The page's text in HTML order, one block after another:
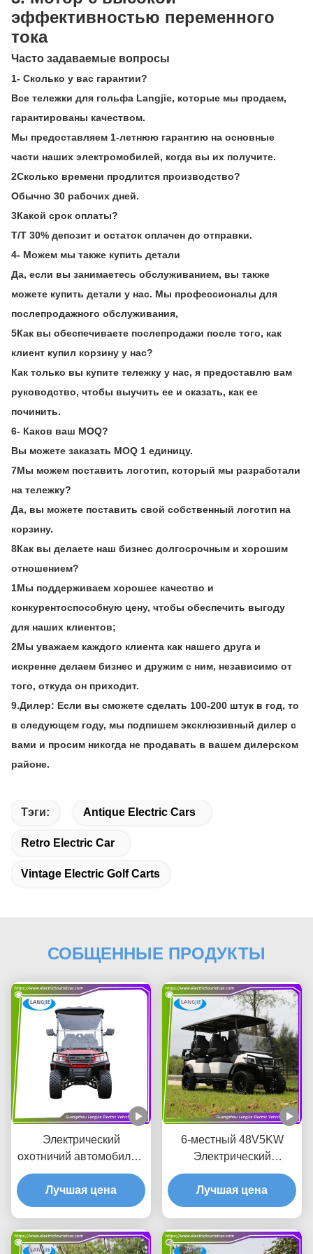
эффективностью переменного
тока
Часто задаваемые вопросы
1- Сколько у вас гарантии?
Все тележки для гольфа Langjie, которые мы продаем,
гарантированы качеством.
Мы предоставляем 1-летнюю гарантию на основные
части наших электромобилей, когда вы их получите.
2Сколько времени продлится производство?
Обычно 30 рабочих дней.
3Какой срок оплаты?
T/T 30% депозит и остаток оплачен до отправки.
4- Можем мы также купить детали
Да, если вы занимаетесь обслуживанием, вы также
можете купить детали у нас. Мы профессионалы для
послепродажного обслуживания,
5Как вы обеспечиваете послепродажи после того, как
клиент купил корзину у нас?
Как только вы купите тележку у нас, я предоставлю вам
руководство, чтобы выучить ее и сказать, как ее
починить.
6- Каков ваш MOQ?
Вы можете заказать MOQ 1 единицу.
7Мы можем поставить логотип, который мы разработали
на тележку?
Да, вы можете поставить свой собственный логотип на
корзину.
8Как вы делаете наш бизнес долгосрочным и хорошим
отношением?
1Мы поддерживаем хорошее качество и
конкурентоспособную цену, чтобы обеспечить выгоду
для наших клиентов;
2Мы уважаем каждого клиента как нашего друга и
искренне делаем бизнес и дружим с ним, независимо от
того, откуда он приходит.
9.Дилер: Если вы сможете сделать 100-200 штук в год, то
в следующем году, мы подпишем эксклюзивный дилер с
вами и просим никогда не продавать в вашем дилерском
районе.
Тэги: Antique Electric Cars
Retro Electric Car
Vintage Electric Golf Carts
СОБЩЕННЫЕ ПРОДУКТЫ
Электрический
охотничий автомобиль 4
места Классические
автомобили для гольфа
с аксессуарами в крутом
Лучшая цена
6-местный 48V5KW
Электрический
охотничий автомобиль
Хорошая способность к
подъему Новая
для гольфа с CE
Лучшая цена